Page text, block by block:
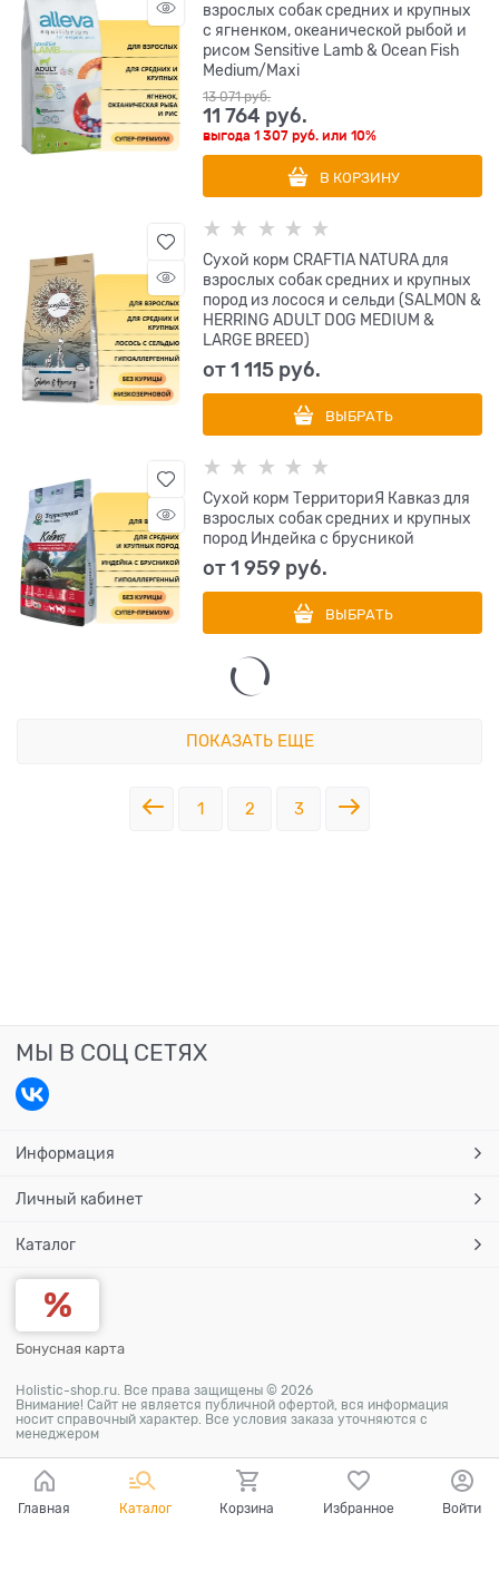
взрослых собак средних и крупных
с ягненком, океанической рыбой и
рисом Sensitive Lamb & Ocean Fish
Medium/Maxi
13 071 руб.
11 764 руб.
выгода1 307 руб. или10%
В КОРЗИНУ
Сухой корм CRAFTIA NATURA для
взрослых собак средних и крупных
пород из лосося и сельди (SALMON &
HERRING ADULT DOG MEDIUM &
LARGE BREED)
от1 115 руб.
ВЫБРАТЬ
Сухой корм ТерриториЯ Кавказ для
взрослых собак средних и крупных
пород Индейка с брусникой
от1 959 руб.
ВЫБРАТЬ
ПОКАЗАТЬ ЕЩЕ
1 2 3
МЫ В СОЦ СЕТЯХ
Информация
Личный кабинет
Каталог
Бонусная карта
Holistic-shop.ru. Все права защищены © 2026
Внимание! Сайт не является публичной офертой, вся информация
носит справочный характер. Все условия заказа уточняются с
менеджером
Главная Каталог Корзина Избранное Войти